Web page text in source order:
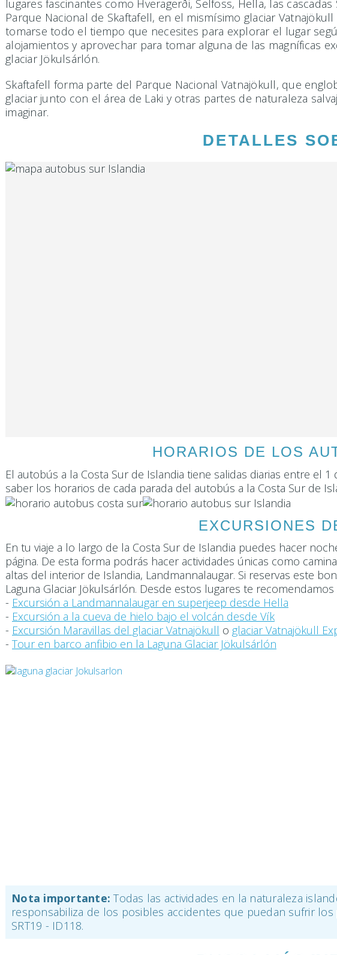
lugares fascinantes como Hveragerði, Selfoss, Hella, las
Parque Nacional de Skaftafell, en el mismísimo glaciar
tomarse todo el tiempo que necesites para explorar el lugar
alojamientos y aprovechar para tomar alguna de las magníficas
glaciar Jökulsárlón.
Skaftafell forma parte del Parque Nacional Vatnajökull, que
glaciar junto con el área de Laki y otras partes de naturaleza
imaginar.
DETALLES
HORARIOS DE LOS
El autobús a la Costa Sur de Islandia tiene salidas diarias entre el
saber los horarios de cada parada del autobús a la Costa Sur de
EXCURSIONES
En tu viaje a lo largo de la Costa Sur de Islandia puedes hacer
página. De esta forma podrás hacer actividades únicas como
altas del interior de Islandia, Landmannalaugar. Si reservas este
Laguna Glaciar Jökulsárlón. Desde estos lugares te
- Excursión a Landmannalaugar en superjeep desde Hella
- Excursión a la cueva de hielo bajo el volcán desde Vík
- Excursión Maravillas del glaciar Vatnajökull o glaciar Vatnajökull
- Tour en barco anfibio en la Laguna Glaciar Jökulsárlón
Nota importante: Todas las actividades en la naturaleza
responsabiliza de los posibles accidentes que puedan sufrir
SRT19 - ID118.